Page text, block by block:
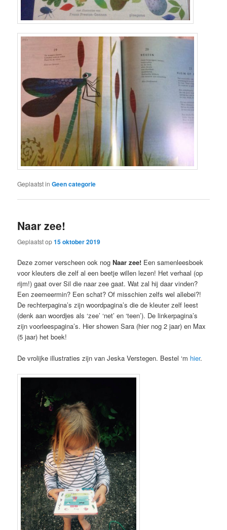
Geplaatst in Geen categorie
Naar zee!
Geplaatst op15 oktober 2019
Deze zomer verscheen ook nogNaar zee! Een samenleesboek
voor kleuters die zelf al een beetje willen lezen! Het verhaal (op
rijm!) gaat over Sil die naar zee gaat. Wat zal hij daar vinden?
Een zeemeermin? Een schat? Of misschien zelfs wel allebei?!
De rechterpagina’s zijn woordpagina’s die de kleuter zelf leest
(denk aan woordjes als ‘zee’ ‘net’ en ‘teen’). De linkerpagina’s
zijn voorleespagina’s. Hier showen Sara (hier nog 2 jaar) en Max
(5 jaar) het boek!
De vrolijke illustraties zijn van Jeska Verstegen. Bestel ‘m hier.